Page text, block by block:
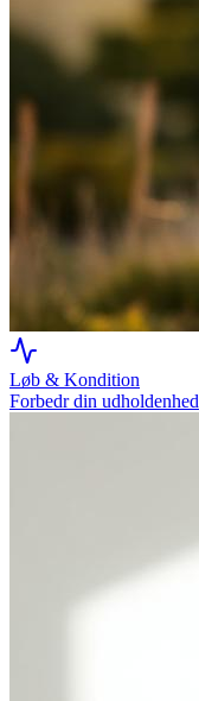
Løb & Kondition
Forbedr din udholdenhed